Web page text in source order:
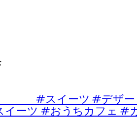
ーツ #デザート #お
イーツ #おうちカフェ #